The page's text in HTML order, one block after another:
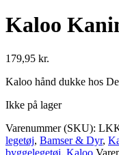
Kaloo
179,95 kr.
Kaloo hånd dukke hos
Ikke på lager
Varenummer (SKU):
legetøj, Bamser & Dyr,
byggelegetøj, Kaloo